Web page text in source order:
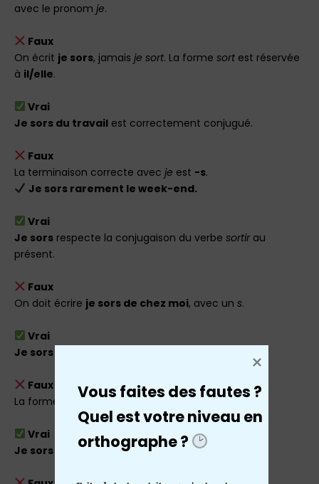
avec le pronom je.
Faux
On écrit je sors, jamais je sort. La forme sort est réservée
à il/elle.
Vrai
Je sors du travail est correctement conjugué.
Faux
La terminaison correcte avec je est -s.
Je sors rarement le week-end.
Vrai
Je sors respecte la conjugaison du verbe sortirau
présent.
Faux
On doit écrire je sors de chez moi, avec un s.
Vrai
Je sors prendre l’air
Faux
La forme correcte est je sors quand il fait beau
Vrai
Je sors sans prévenirest la bonne conjugaison.
Vous faites des fautes ?
Quel est votre niveau en
orthographe ?